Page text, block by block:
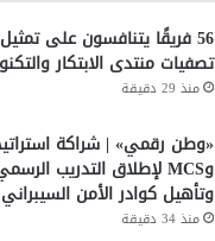
56 فريقًا يتنافسون على
تصفيات منتدى الابتكار
منذ 29 دقيقة
وتأهيل كوادر الأمن السيبراني
منذ 34 دقيقة